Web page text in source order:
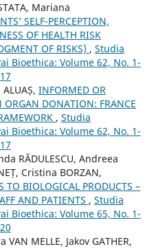
Mariana
SELF-PERCEPTION,
OF HEALTH RISK
OF RISKS) , Studia
Bioethica: Volume 62, No. 1-
INFORMED OR
ORGAN DONATION: FRANCE
, Studia
Bioethica: Volume 62, No. 1-
RĂDULESCU, Andreea
Cristina BORZAN,
TO BIOLOGICAL PRODUCTS –
AND PATIENTS , Studia
Bioethica: Volume 65, No. 1-
MELLE, Jakov GATHER,